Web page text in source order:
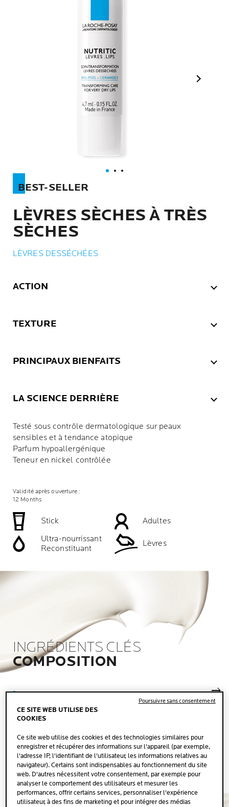
Panneau
BEST-SELLER
LÈVRES SÈCHES À TRÈS
SÈCHES
LÈVRES DESSÉCHÉES
ACTION
TEXTURE
PRINCIPAUX BIENFAITS
LA SCIENCE DERRIÈRE
Testé sous contrôle dermatologique sur peaux
sensibles et à tendance atopique
Parfum hypoallergénique
Teneur en nickel contrôlée
Validité après ouverture :
12 Months
Stick
Adultes
Ultra-nourrissant
Reconstituant
Lèvres
INGRÉDIENTS CLÉS
COMPOSITION
MP-LIPIDES
Des actifs biomimétiques utilisés pour la première fois
en dermo-cosmétique, issus de recherches sur l'atopie.
Triple action :
1. Aide à stimuler la synthèse lipidique des lèvres
2. Aide à stimuler la synthèse du facteur d'hydratation
naturelle
3. Renforce la structure cellulaire des lèvres
=Résultat : la fonction barrière de la peau est restaurée
CE SITE WEB UTILISE DES
COOKIES
Ce site web utilise des cookies et des technologies similaires pour
enregistrer et récupérer des informations sur l'appareil (par exemple,
l'adresse IP, l'identifiant de l'utilisateur, les informations relatives au
navigateur). Certains sont indispensables au fonctionnement du site
web. D'autres nécessitent votre consentement, par exemple pour
analyser le comportement des utilisateurs et mesurer les
performances, offrir certains services, personnaliser l'expérience
utilisateur, à des fins de marketing et pour intégrer des médias
Poursuivre sans consentement